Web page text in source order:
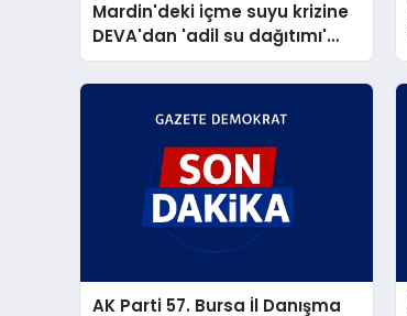
Mardin'deki içme suyu krizine
DEVA'dan 'adil su dağıtımı'
önerisi
AK Parti 57. Bursa İl Danışma